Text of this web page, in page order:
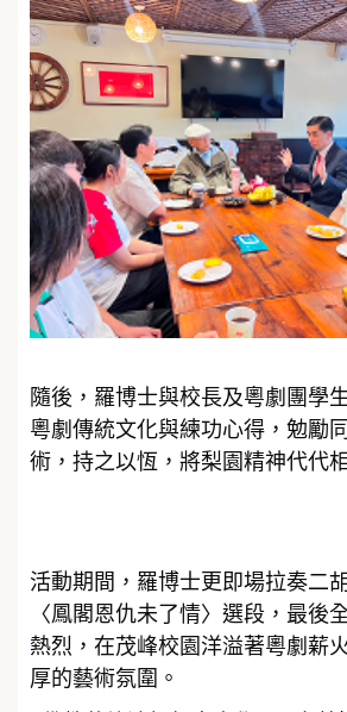
隨後，羅博士與校長及粵劇團學
粵劇傳統文化與練功心得，勉勵
術，持之以恆，將梨園精神代代
活動期間，羅博士更即場拉奏二
〈鳳閣恩仇未了情〉選段，最後
熱烈，在茂峰校園洋溢著粵劇薪
厚的藝術氛圍。